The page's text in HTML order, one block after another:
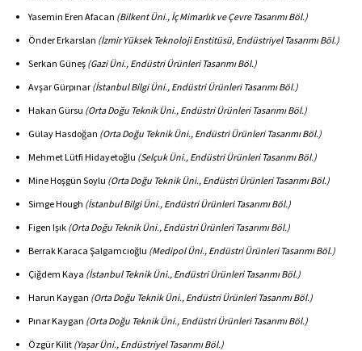
Yasemin Eren Afacan (Bilkent Üni., İç Mimarlık ve Çevre Tasarımı Böl.)
Önder Erkarslan (İzmir Yüksek Teknoloji Enstitüsü, Endüstriyel Tasarımı Böl.)
Serkan Güneş (Gazi Üni., Endüstri Ürünleri Tasarımı Böl.)
Avşar Gürpınar (İstanbul Bilgi Üni., Endüstri Ürünleri Tasarımı Böl.)
Hakan Gürsu (Orta Doğu Teknik Üni., Endüstri Ürünleri Tasarımı Böl.)
Gülay Hasdoğan (Orta Doğu Teknik Üni., Endüstri Ürünleri Tasarımı Böl.)
Mehmet Lütfi Hidayetoğlu (Selçuk Üni., Endüstri Ürünleri Tasarımı Böl.)
Mine Hoşgün Soylu (Orta Doğu Teknik Üni., Endüstri Ürünleri Tasarımı Böl.)
Simge Hough (İstanbul Bilgi Üni., Endüstri Ürünleri Tasarımı Böl.)
Figen Işık (Orta Doğu Teknik Üni., Endüstri Ürünleri Tasarımı Böl.)
Berrak Karaca Şalgamcıoğlu (Medipol Üni., Endüstri Ürünleri Tasarımı Böl.)
Çiğdem Kaya (İstanbul Teknik Üni., Endüstri Ürünleri Tasarımı Böl.)
Harun Kaygan (Orta Doğu Teknik Üni., Endüstri Ürünleri Tasarımı Böl.)
Pınar Kaygan (Orta Doğu Teknik Üni., Endüstri Ürünleri Tasarımı Böl.)
Özgür Kilit (Yaşar Üni., Endüstriyel Tasarımı Böl.)